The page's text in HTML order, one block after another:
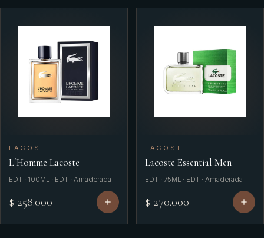
LACOSTE
L´Homme Lacoste
EDT · 100ML · EDT · Amaderada
$ 258.000
LACOSTE
Lacoste Essential Men
EDT · 75ML · EDT · Amaderada
$ 270.000